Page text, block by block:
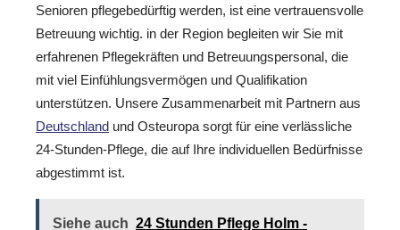
Senioren pflegebedürftig werden, ist eine vertrauensvolle
Betreuung wichtig. in der Region begleiten wir Sie mit
erfahrenen Pflegekräften und Betreuungspersonal, die
mit viel Einfühlungsvermögen und Qualifikation
unterstützen. Unsere Zusammenarbeit mit Partnern aus
Deutschland und Osteuropa sorgt für eine verlässliche
24-Stunden-Pflege, die auf Ihre individuellen Bedürfnisse
abgestimmt ist.
Siehe auch 24 Stunden Pflege Holm -